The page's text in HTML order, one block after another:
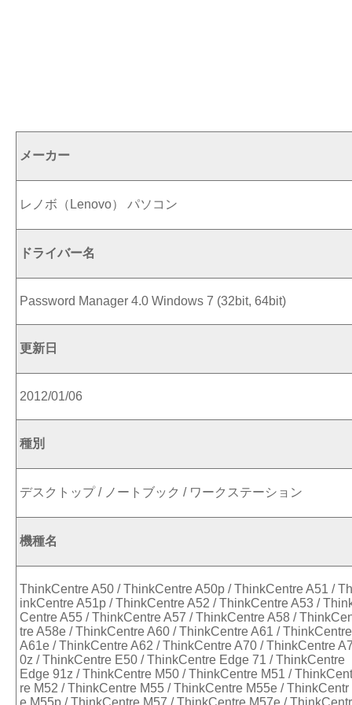
メーカー
レノボ（Lenovo） パソコン
ドライバー名
Password Manager 4.0 Windows 7 (32bit, 64bit)
更新日
2012/01/06
種別
デスクトップ / ノートブック / ワークステーション
機種名
ThinkCentre A50 / ThinkCentre A50p / ThinkCentre A51 / Th
inkCentre A51p / ThinkCentre A52 / ThinkCentre A53 /
Centre A55 / ThinkCentre A57 / ThinkCentre A58 /
tre A58e / ThinkCentre A60 / ThinkCentre A61 / ThinkCentre
A61e / ThinkCentre A62 / ThinkCentre A70 / ThinkCentre
0z / ThinkCentre E50 / ThinkCentre Edge 71 / ThinkCentre
Edge 91z / ThinkCentre M50 / ThinkCentre M51 / ThinkCent
re M52 / ThinkCentre M55 / ThinkCentre M55e / ThinkCentr
e M55p / ThinkCentre M57 / ThinkCentre M57e / ThinkCentr